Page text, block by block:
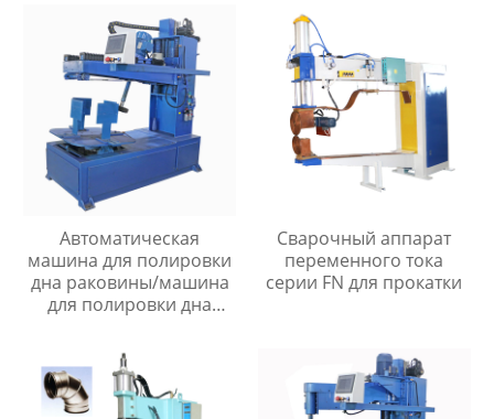
Автоматическая
машина для полировки
дна раковины/машина
для полировки дна
Сварочный аппарат
переменного тока
серии FN для прокатки